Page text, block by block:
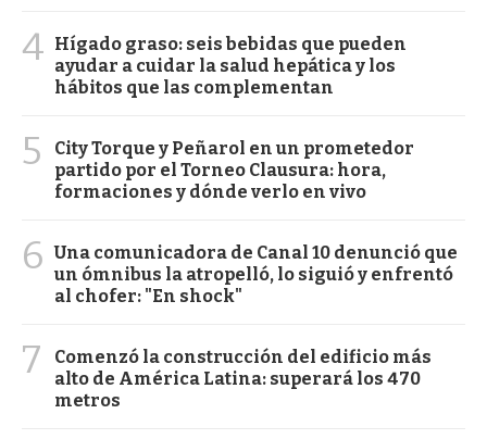
4 Hígado graso: seis bebidas que pueden
ayudar a cuidar la salud hepática y los
hábitos que las complementan
5
City Torque y Peñarol en un prometedor
partido por el Torneo Clausura: hora,
formaciones y dónde verlo en vivo
6 Una comunicadora de Canal 10 denunció que
un ómnibus la atropelló, lo siguió y enfrentó
al chofer: "En shock"
7
Comenzó la construcción del edificio más
alto de América Latina: superará los 470
metros